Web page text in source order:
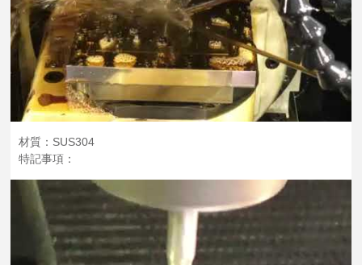
材質：SUS304
特記事項：